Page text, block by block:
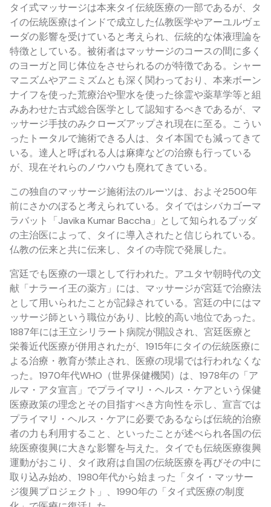
タイ式マッサージは本来タイ伝統医療の一部であるが、タ
イの伝統医療はインドで成立した仏教医学やアーユルヴェ
ーダの影響を受けていると考えられ、伝統的な体液理論を
特徴としている。被術者はマッサージのコースの間に多く
のヨーガと同じ体位をさせられるのが特徴である。シャー
マニズムやアニミズムとも深く関わっており、本来ボーン
ナイフを使った荒療治や聖水を使った徐霊や薬草学等と組
みあわせた古式総合医学として認知するべきであるが、マ
ッサージ手技のみクローズアップされ現在に至る。こうい
ったトータルで施術できる人は、タイ本国でも減ってきて
いる。達人と呼ばれる人は麻痺などの治療も行っている
が、現在それらのノウハウも廃れてきている。
この独自のマッサージ施術法のルーツは、およそ2500年
前にさかのぼると考えられている。タイではシバカゴーマ
ラバット「Javika Kumar Baccha」として知られるブッダ
の主治医によって、タイに導入されたと信じられている。
仏教の伝来と共に伝来し、タイの寺院で発展した。
宮廷でも医療の一環として行われた。アユタヤ朝時代の文
献「ナラーイ王の薬方」には、マッサージが宮廷で治療法
として用いられたことが記録されている。宮廷の中にはマ
ッサージ師という職位があり、比較的高い地位であった。
1887年には王立シリラート病院が開設され、宮廷医療と
栄養近代医療が併用されたが、1915年にタイの伝統医療に
よる治療・教育が禁止され、医療の現場では行われなくな
った。1970年代WHO（世界保健機関）は、1978年の「ア
ルマ・アタ宣言」でプライマリ・ヘルス・ケアという保健
医療政策の理念とその目指すべき方向性を示し、宣言では
プライマリ・ヘルス・ケアに必要であるならば伝統的治療
者の力も利用すること、といったことが述べられ各国の伝
統医療復興に大きな影響を与えた。タイでも伝統医療復興
運動がおこり、タイ政府は自国の伝統医療を再びその中に
取り込み始め、1980年代から始まった「タイ・マッサー
ジ復興プロジェクト」、1990年の「タイ式医療の制度